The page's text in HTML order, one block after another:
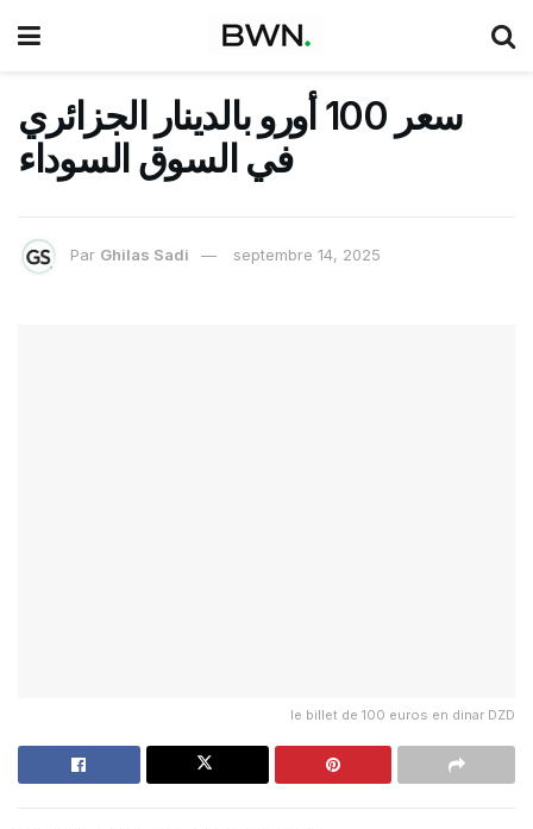
سعر 100 أورو بالدينار الجزائري
في السوق السوداء
Par Ghilas Sadi septembre 14, 2025
le billet de 100 euros en dinar DZD